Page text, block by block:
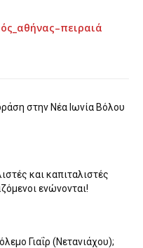
στην Νέα Ιωνία Βόλου
και καπιταλιστές
ενώνονται!
Γιαΐρ (Νετανιάχου);